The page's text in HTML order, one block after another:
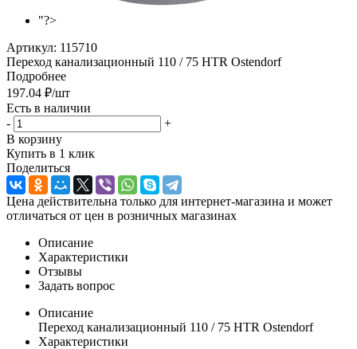
"?>
Артикул: 115710
Переход канализационный 110 / 75 HTR Ostendorf
Подробнее
197.04 ₽/шт
Есть в наличии
-
+
В корзину
Купить в 1 клик
Поделиться
Цена действительна только для интернет-магазина и может
отличаться от цен в розничных магазинах
Описание
Характеристики
Отзывы
Задать вопрос
Описание
Переход канализационный 110 / 75 HTR Ostendorf
Характеристики